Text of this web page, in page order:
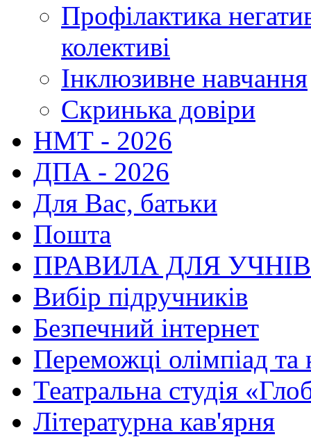
Профілактика
колективі
Інклюзивне навчання
Скринька довіри
НМТ - 2026
ДПА - 2026
Для Вас, батьки
Пошта
ПРАВИЛА ДЛЯ
Вибір підручників
Безпечний інтернет
Переможці олімпіад та
Театральна студія
Літературна кав'ярня